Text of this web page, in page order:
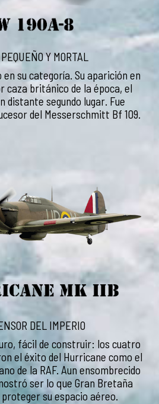
Y MORTAL
su categoría. Su aparición en
caza británico de la época, el
distante segundo lugar. Fue
del Messerschmitt Bf 109.
DEL IMPERIO
fácil de construir: los cuatro
el éxito del Hurricane como el
de la RAF. Aun ensombrecido
ser lo que Gran Bretaña
su espacio aéreo.